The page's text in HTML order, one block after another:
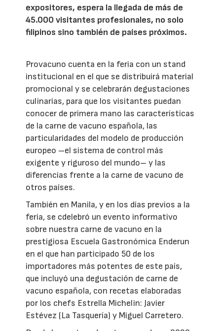
expositores, espera la llegada de más de
45.000 visitantes profesionales, no solo
filipinos sino también de países próximos.
Provacuno cuenta en la feria con un stand
institucional en el que se distribuirá material
promocional y se celebrarán degustaciones
culinarias, para que los visitantes puedan
conocer de primera mano las características
de la carne de vacuno española, las
particularidades del modelo de producción
europeo –el sistema de control más
exigente y riguroso del mundo– y las
diferencias frente a la carne de vacuno de
otros países.
También en Manila, y en los días previos a la
feria, se cdelebró un evento informativo
sobre nuestra carne de vacuno en la
prestigiosa Escuela Gastronómica Enderun
en el que han participado 50 de los
importadores más potentes de este país,
que incluyó una degustación de carne de
vacuno española, con recetas elaboradas
por los chefs Estrella Michelin: Javier
Estévez (La Tasquería) y Miguel Carretero.